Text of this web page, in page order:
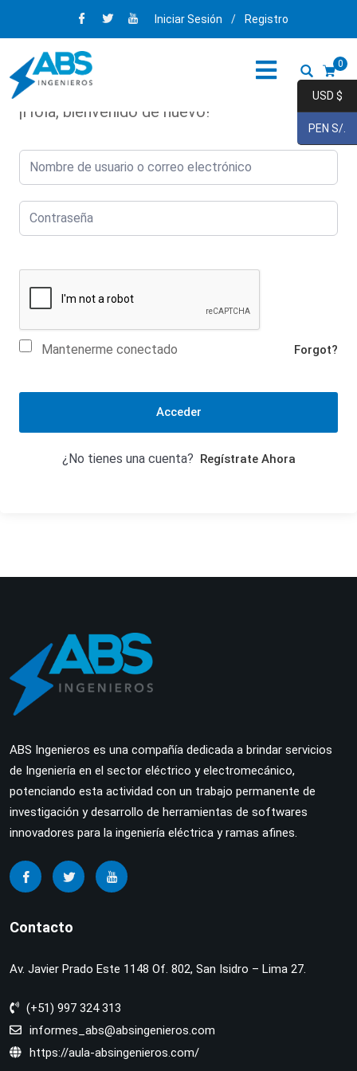
Iniciar Sesión / Registro
0
¡Hola, bienvenido de nuevo!
Mantenerme conectado Forgot?
Acceder
¿No tienes una cuenta? Regístrate Ahora
ABS Ingenieros es una compañía dedicada a brindar servicios
de Ingeniería en el sector eléctrico y electromecánico,
potenciando esta actividad con un trabajo permanente de
investigación y desarrollo de herramientas de softwares
innovadores para la ingeniería eléctrica y ramas afines.
Contacto
Av. Javier Prado Este 1148 Of. 802, San Isidro – Lima 27.
(+51) 997 324 313
informes_abs@absingenieros.com
https://aula-absingenieros.com/
USD $
PEN S/.